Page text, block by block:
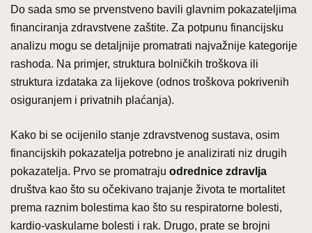
Do sada smo se prvenstveno bavili glavnim pokazateljima
financiranja zdravstvene zaštite. Za potpunu financijsku
analizu mogu se detaljnije promatrati najvažnije kategorije
rashoda. Na primjer, struktura bolničkih troškova ili
struktura izdataka za lijekove (odnos troškova pokrivenih
osiguranjem i privatnih plaćanja).
Kako bi se ocijenilo stanje zdravstvenog sustava, osim
financijskih pokazatelja potrebno je analizirati niz drugih
pokazatelja. Prvo se promatraju odrednice zdravlja
društva kao što su očekivano trajanje života te mortalitet
prema raznim bolestima kao što su respiratorne bolesti,
kardio-vaskularne bolesti i rak. Drugo, prate se brojni